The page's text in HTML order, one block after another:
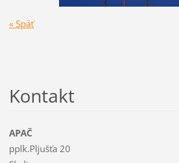
« Späť
Kontakt
APAČ
pplk.Pljušťa 20